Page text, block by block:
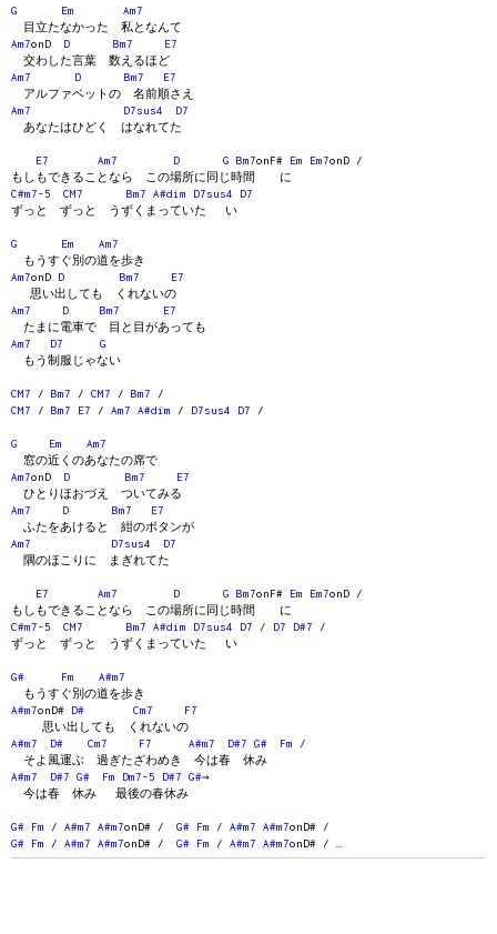
G Em
Am7
目立たなかった 私となんて
Am7onD D Bm7
E7
交わした言葉 数えるほど
Am7
D Bm7
E7
アルファベットの 名前順さえ
Am7
D7sus4
D7
あなたはひどく はなれてた
E7 Am7 D G Bm7onF# Em Em7onD /
もしもできることなら この場所に同じ時間 に
C#m7-5
CM7 Bm7 A#dim D7sus4
D7
ずっと ずっと うずくまっていた い
G Em
Am7
もうすぐ別の道を歩き
Am7onD D Bm7
E7
思い出しても くれないの
Am7
D Bm7
E7
たまに電車で 目と目があっても
Am7
D7
G
もう制服じゃない
CM7 / Bm7 / CM7 / Bm7 /
CM7 / Bm7 E7 / Am7 A#dim / D7sus4 D7 /
G Em
Am7
窓の近くのあなたの席で
Am7onD D Bm7
E7
ひとりほおづえ ついてみる
Am7
D Bm7
E7
ふたをあけると 紺のボタンが
Am7
D7sus4
D7
隅のほこりに まぎれてた
E7 Am7 D G Bm7onF# Em Em7onD /
もしもできることなら この場所に同じ時間 に
C#m7-5
CM7 Bm7 A#dim D7sus4 D7 / D7 D#7 /
ずっと ずっと うずくまっていた い
G# Fm
A#m7
もうすぐ別の道を歩き
A#m7onD# D# Cm7
F7
思い出しても くれないの
A#m7
D# Cm7 F7 A#m7 D#7 G# Fm /
そよ風運ぶ 過ぎたざわめき 今は春 休み
A#m7
D#7 G# Fm Dm7-5 D#7 G#→
今は春 休み 最後の春休み
G# Fm / A#m7 A#m7onD# / G# Fm / A#m7 A#m7onD# /
G#
Fm / A#m7 A#m7onD# / G# Fm / A#m7 A#m7onD# / …